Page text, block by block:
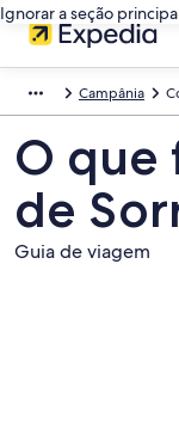
Ignorar a seção
Campânia
O que
de
Guia de viagem